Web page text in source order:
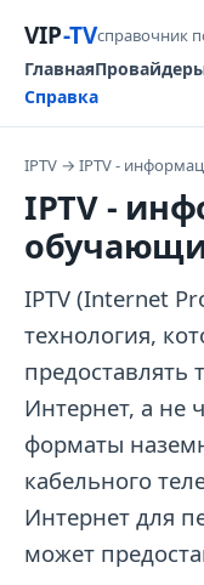
VIP-TVсправочник
Главная
Справка
IPTV → IPTV -
IPTV -
IPTV (Internet
технология,
предоставлять
Интернет, а не
форматы
кабельного
Интернет для
может